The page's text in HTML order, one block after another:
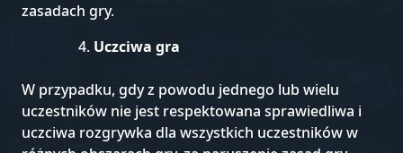
zasadach gry.
Uczciwa gra
W przypadku, gdy z powodu jednego lub wielu
uczestników nie jest respektowana sprawiedliwa i
uczciwa rozgrywka dla wszystkich uczestników w